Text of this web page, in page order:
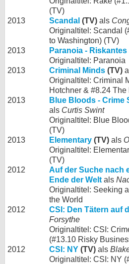
(TV)
2013
Scandal (TV) als
Originaltitel: Scandal
to Washington) (TV)
2013
Paranoia - Riskantes
Originaltitel: Paranoia
2013
Criminal Minds (TV)
Originaltitel: Criminal
Hotchner & #8.24
2013
Blue Bloods - Crime
als Curtis Swint
Originaltitel: Blue
(TV)
2013
Elementary (TV) als
Originaltitel:
(TV)
2012
Auf der Suche nach
Ende der Welt als
Originaltitel: Seeking
the World
2012
CSI: Den Tätern auf
Forsythe
Originaltitel: CSI:
(#13.10 Risky
2012
CSI: NY (TV) als
Originaltitel: CSI: NY